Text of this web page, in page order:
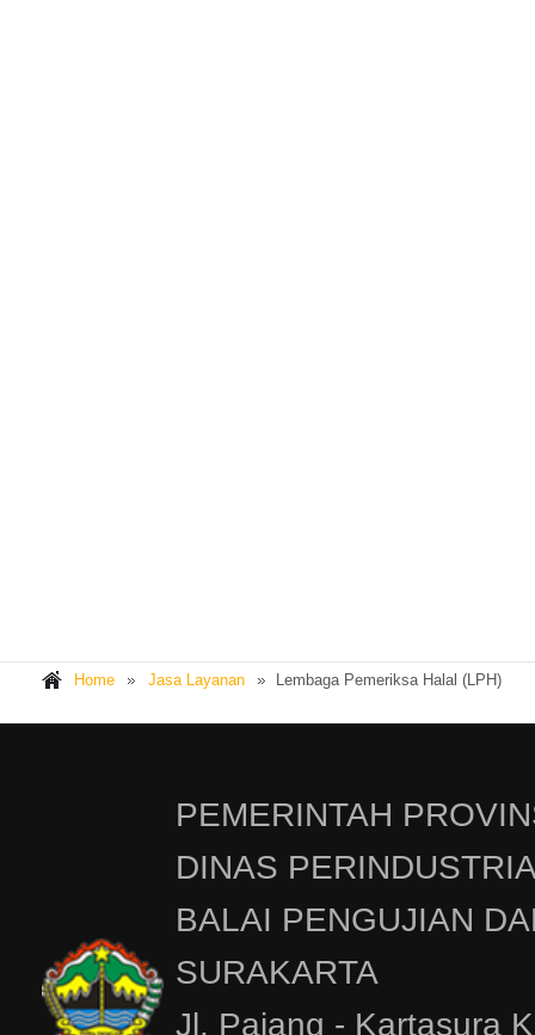
Home Jasa Layanan Lembaga Pemeriksa Halal (LPH)
PEMERINTAH
DINAS
BALAI PENGUJIAN
SURAKARTA
Jl. Pajang - Kartasura